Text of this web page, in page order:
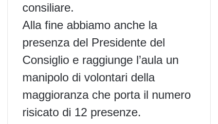
consiliare.
Alla fine abbiamo anche la
presenza del Presidente del
Consiglio e raggiunge l’aula un
manipolo di volontari della
maggioranza che porta il numero
risicato di 12 presenze.